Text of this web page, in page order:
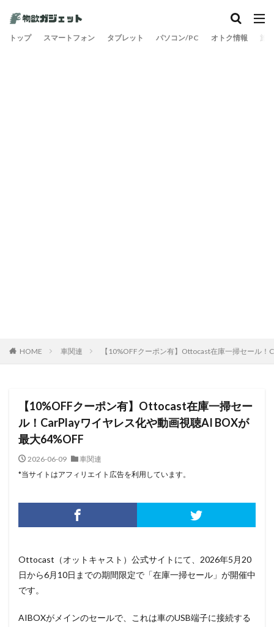
トップ スマートフォン タブレット パソコン/PC オトク情報 旅
HOME 車関連 【10%OFFクーポン有】Ottocast在庫一掃セール
【10%OFFクーポン有】Ottocast在庫一掃セー
ル！CarPlayワイヤレス化や動画視聴AI BOXが
最大64%OFF
2026-06-09
車関連
*当サイトはアフィリエイト広告を利用しています。
Ottocast（オットキャスト）公式サイトにて、2026年5月20
日から6月10日までの期間限定で「在庫一掃セール」が開催中
です。
AIBOXがメインのセールで、これは車のUSB端子に接続する